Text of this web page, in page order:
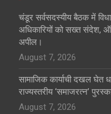
चंडूर सर्वसदस्यीय बैठक में
अधिकारियों को सख्त संदेश,
अपील।
August 7, 2026
सामाजिक कार्याची दखल घेत
राज्यस्तरीय ‘समाजरत्न’
August 7, 2026